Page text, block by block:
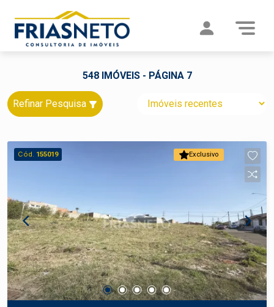
548 IMÓVEIS - PÁGINA 7
Refinar Pesquisa
Exclusivo
Cód. 155019